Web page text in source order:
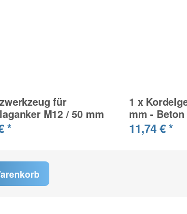
für
M12 / 50 mm
*
1 x
mm - Beton
11,74 €*